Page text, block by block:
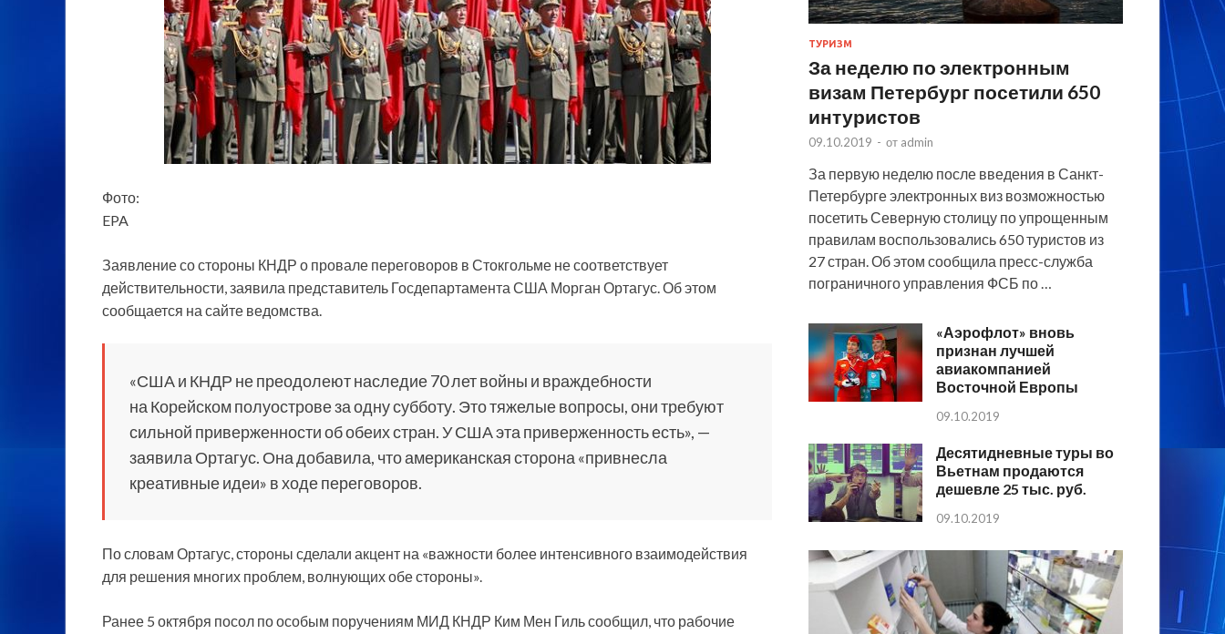
Фото:
EPA
Заявление со стороны КНДР о провале переговоров в Стокгольме не соответствует
действительности, заявила представитель Госдепартамента США Морган Ортагус. Об этом
сообщается на сайте ведомства.
«США и КНДР не преодолеют наследие 70 лет войны и враждебности
на Корейском полуострове за одну субботу. Это тяжелые вопросы, они требуют
сильной приверженности об обеих стран. У США эта приверженность есть», —
заявила Ортагус. Она добавила, что американская сторона «привнесла
креативные идеи» в ходе переговоров.
По словам Ортагус, стороны сделали акцент на «важности более интенсивного взаимодействия
для решения многих проблем, волнующих обе стороны».
Ранее 5 октября посол по особым поручениям МИД КНДР Ким Мен Гиль сообщил, что рабочие
ТУРИЗМ
За неделю по электронным
визам Петербург посетили 650
интуристов
09.10.2019 - от admin
За первую неделю после введения в Санкт-
Петербурге электронных виз возможностью
посетить Северную столицу по упрощенным
правилам воспользовались 650 туристов из
27 стран. Об этом сообщила пресс-служба
пограничного управления ФСБ по …
«Аэрофлот» вновь
признан лучшей
авиакомпанией
Восточной Европы
09.10.2019
Десятидневные туры во
Вьетнам продаются
дешевле 25 тыс. руб.
09.10.2019